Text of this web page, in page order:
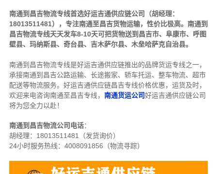
南通到昌吉物流专线首选好运吉通供应链公司（胡经理：
18013511481），专注南通至昌吉货物运输，性价比极高。南通到
昌吉物流专线天天发车8-10天可把货物送到 昌吉市、阜康市、呼图
壁县、玛纳斯县、奇台县、吉木萨尔县、木垒哈萨克自治县。
南通到昌吉物流专线是好运吉通供应链推出的品牌货运专线之一，
承接南通到昌吉公路运输、长途搬家、轿车托运、整车物流、超市
配送等物流服务。 好运吉通供应链昌吉专线价格优惠，运货及时，
欢迎来电咨询南通至昌吉专线， 南通货运公司好运吉通供应链公司
将为您全力以赴！
南通到昌吉物流公司电话：
胡经理： 18013511481（发货询价）
24小时服务热线：4008091856（物流寻踪）